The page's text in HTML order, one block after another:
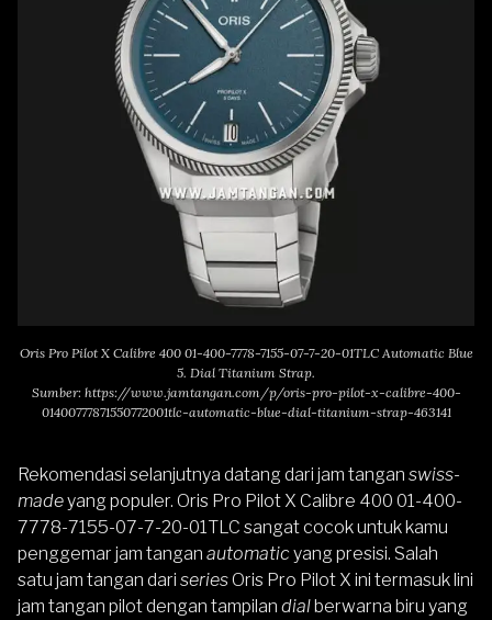
Oris Pro Pilot X Calibre 400 01-400-7778-7155-07-7-20-01TLC Automatic Blue
5. Dial Titanium Strap.
Sumber: https://www.jamtangan.com/p/oris-pro-pilot-x-calibre-400-
01400777871550772001tlc-automatic-blue-dial-titanium-strap-463141
Rekomendasi selanjutnya datang dari jam tangan swiss-
madeyang populer. Oris Pro Pilot X Calibre 400 01-400-
7778-7155-07-7-20-01TLC sangat cocok untuk kamu
penggemar jam tangan automatic yang presisi. Salah
satu jam tangan dari seriesOris Pro Pilot X ini termasuk lini
jam tangan pilot dengan tampilan dialberwarna biru yang